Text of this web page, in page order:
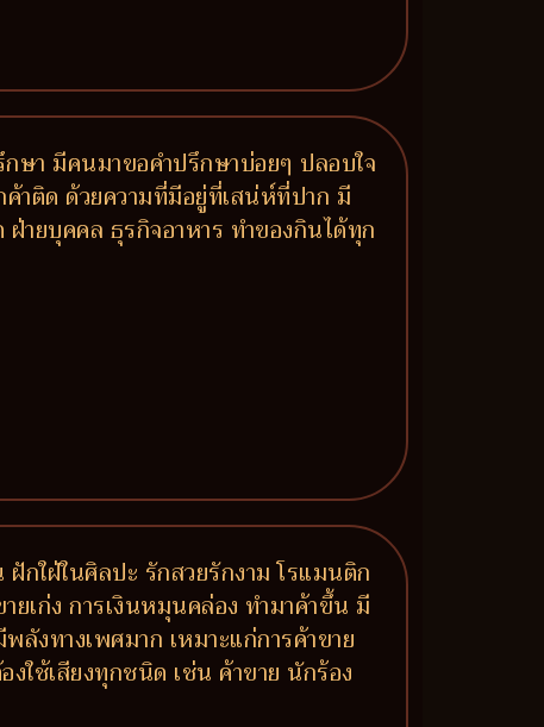
ษา มีคนมาขอคำปรึกษาบ่อยๆ ปลอบใจ
ค้าติด ด้วยความที่มีอยู่ที่เสน่ห์ที่ปาก มี
ายบุคคล ธุรกิจอาหาร ทำของกินได้ทุก
กใฝ่ในศิลปะ รักสวยรักงาม โรแมนติก
ยเก่ง การเงินหมุนคล่อง ทำมาค้าขึ้น มี
งทางเพศมาก เหมาะแก่การค้าขาย
ใช้เสียงทุกชนิด เช่น ค้าขาย นักร้อง